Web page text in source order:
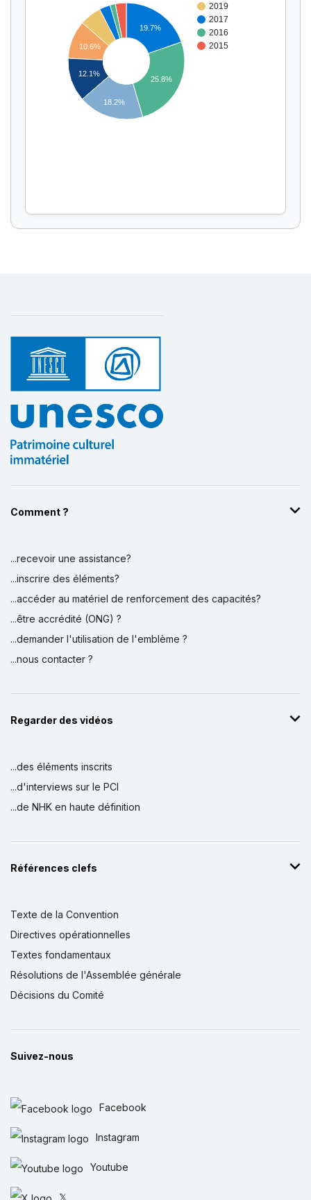
Affichage par
2019
2017
2016
2015
19.7%
25.8%
10.6%
12.1%
18.2%
Comment ?
...recevoir une assistance?
...inscrire des éléments?
...accéder au matériel de renforcement des capacités?
...être accrédité (ONG) ?
...demander l'utilisation de l'emblème ?
...nous contacter ?
Regarder des vidéos
...des éléments inscrits
...d'interviews sur le PCI
...de NHK en haute définition
Références clefs
Texte de la Convention
Directives opérationnelles
Textes fondamentaux
Résolutions de l'Assemblée générale
Décisions du Comité
Suivez-nous
Facebook
Instagram
Youtube
𝕏